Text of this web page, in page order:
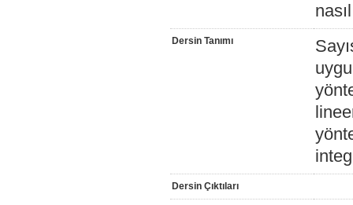
Dersin Tanımı
Dersin Çıktıları